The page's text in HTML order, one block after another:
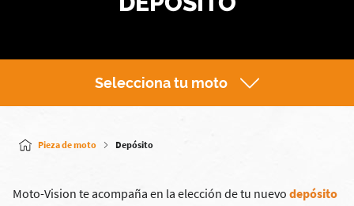
Selecciona tu moto
Pieza de moto Depósito
Moto-Vision te acompaña en la elección de tu nuevo depósito